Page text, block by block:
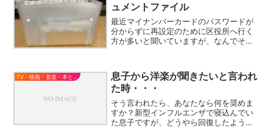
ュメントファイル
最近マイナンバーカードのパスワードが
分からずに再設定のために区役所へ行く
方が多いと聞いていますが、なんでそん
いたパスワードの用紙が手元にあるはず
じゃないですか。分かります...
息子から洋楽が聞きたいと言われ
た時・・・
そう言われたら、あなたなら何を奨めま
すか？新型インフルエンザで寝込んでい
た息子ですが、どうやら回復したようで